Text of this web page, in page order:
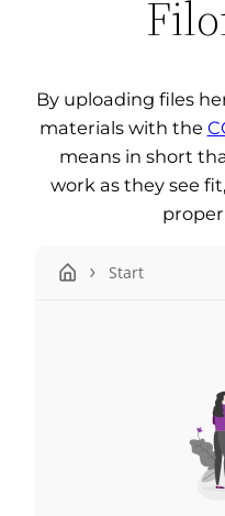
By uploading files
materials with the
means in short
work as they see
Start